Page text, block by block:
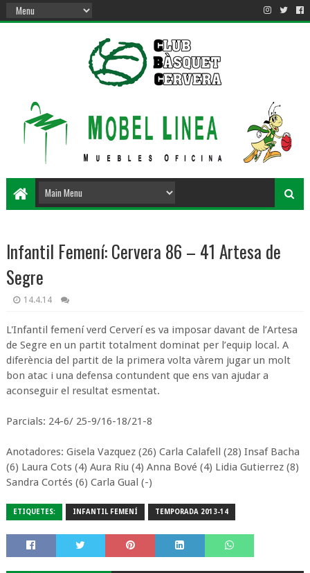
Infantil Femení: Cervera 86 – 41 Artesa de
Segre
14.4.14
L'Infantil femení verd Cerverí es va imposar davant de l’Artesa
de Segre en un partit totalment dominat per l’equip local. A
diferència del partit de la primera volta vàrem jugar un molt
bon atac i una defensa contundent que ens van ajudar a
aconseguir el resultat esmentat.
Parcials: 24-6/ 25-9/16-18/21-8
Anotadores: Gisela Vazquez (26) Carla Calafell (28) Insaf Bacha
(6) Laura Cots (4) Aura Riu (4) Anna Bové (4) Lidia Gutierrez (8)
Sandra Cortés (6) Carla Gual (-)
ETIQUETES: INFANTIL FEMENÍ TEMPORADA 2013-14